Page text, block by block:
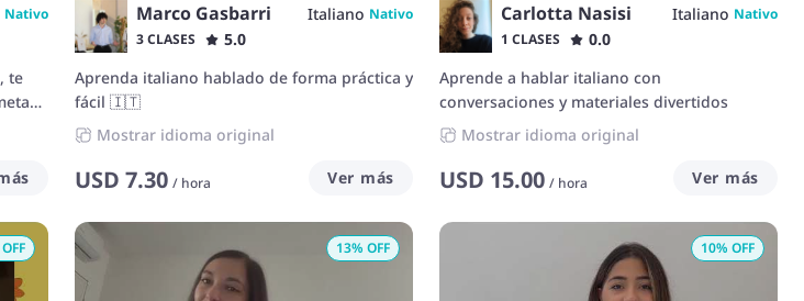
Nativo
te
Marco Gasbarri Italiano Nativo
3 CLASES
5.0
Aprenda italiano hablado de forma práctica y
fácil 🇮🇹
Mostrar idioma original
USD 7.30 / hora Ver más
Carlotta Nasisi Italiano Nativo
1 CLASES
0.0
Aprende a hablar italiano con
conversaciones y materiales divertidos
Mostrar idioma original
USD 15.00 / hora Ver más
13% OFF 10% OFF